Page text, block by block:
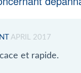
APRIL 2017
et rapide.